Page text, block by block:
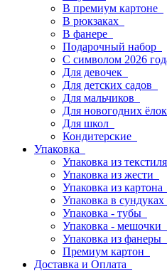
В премиум картоне
В рюкзаках
В фанере
Подарочный набор
С символом 2026
Для девочек
Для детских садов
Для мальчиков
Для новогодних
Для школ
Кондитерские
Упаковка
Упаковка из текстиля
Упаковка из жести
Упаковка из картона
Упаковка в сундуках
Упаковка - тубы
Упаковка - мешочки
Упаковка из фанеры
Премиум картон
Доставка и Оплата